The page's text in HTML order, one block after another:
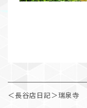
＜長谷店日記＞瑞泉寺